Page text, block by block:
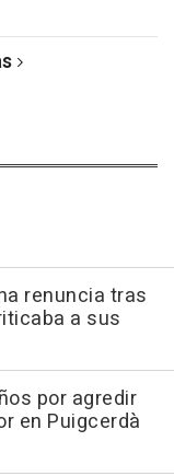
renuncia tras
a sus
por agredir
en Puigcerdà